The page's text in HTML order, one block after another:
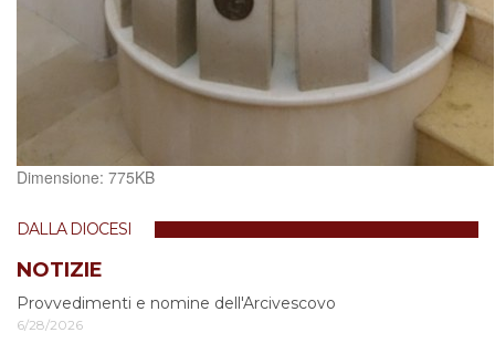
Clicca
vedere
alle
originali…
Dimensione: 775KB
DALLA DIOCESI
NOTIZIE
Provvedimenti e nomine dell'Arcivescovo
6/28/2026